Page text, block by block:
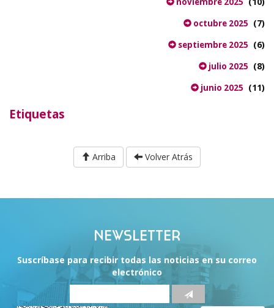
octubre 2025 (7)
septiembre 2025 (6)
julio 2025 (8)
junio 2025 (11)
Etiquetas
Arriba Volver Atrás
NEWSLETTER
Suscríbase para recibir todas las noticias en su correo
electrónico